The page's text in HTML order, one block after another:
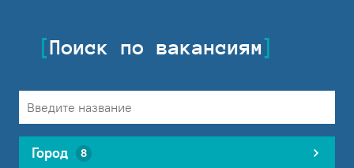
Поиск по вакансиям
Город 8